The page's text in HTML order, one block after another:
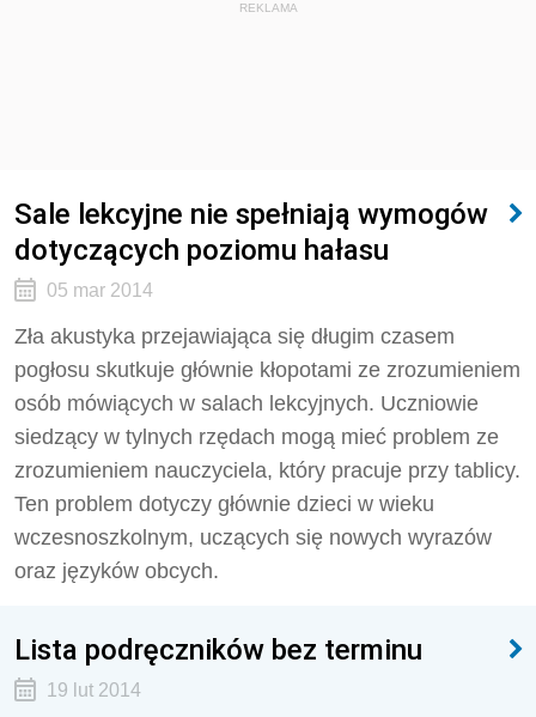
REKLAMA
Sale lekcyjne nie spełniają wymogów
dotyczących poziomu hałasu
05 mar 2014
Zła akustyka przejawiająca się długim czasem
pogłosu skutkuje głównie kłopotami ze zrozumieniem
osób mówiących w salach lekcyjnych. Uczniowie
siedzący w tylnych rzędach mogą mieć problem ze
zrozumieniem nauczyciela, który pracuje przy tablicy.
Ten problem dotyczy głównie dzieci w wieku
wczesnoszkolnym, uczących się nowych wyrazów
oraz języków obcych.
Lista podręczników bez terminu
19 lut 2014